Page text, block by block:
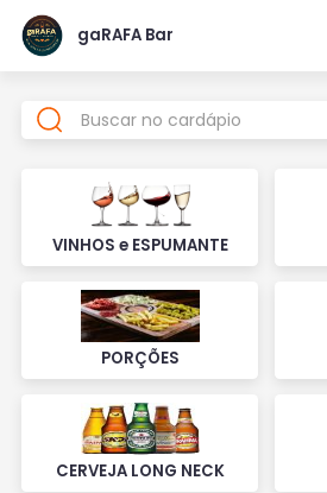
gaRAFA Bar
VINHOS e ESPUMANTE
PORÇÕES
CERVEJA LONG NECK